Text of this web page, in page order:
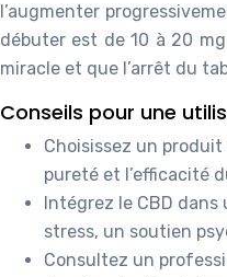
l’augmenter
débuter est de 10 à 20
miracle et que l’arrêt du
Conseils pour une
Choisissez un
pureté et l’efficacité
Intégrez le CBD
stress, un soutien
Consultez un